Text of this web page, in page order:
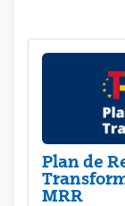
Plan de
MRR